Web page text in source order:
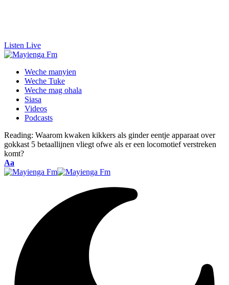
Listen Live
Weche manyien
Weche Tuke
Weche mag ohala
Siasa
Videos
Podcasts
Reading: Waarom kwaken kikkers als ginder eentje apparaat over
gokkast 5 betaallijnen vliegt ofwe als er een locomotief verstreken
komt?
Font
Resizer
Aa